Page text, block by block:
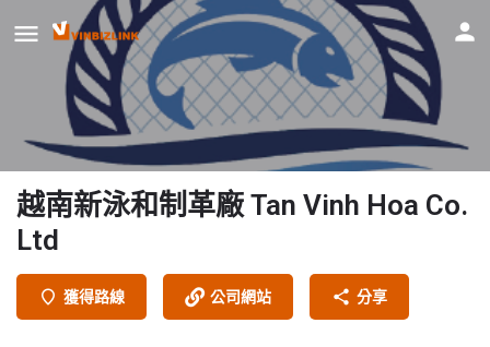
越南新泳和制革廠 Tan Vinh Hoa Co.
Ltd
獲得路線 公司網站 分享